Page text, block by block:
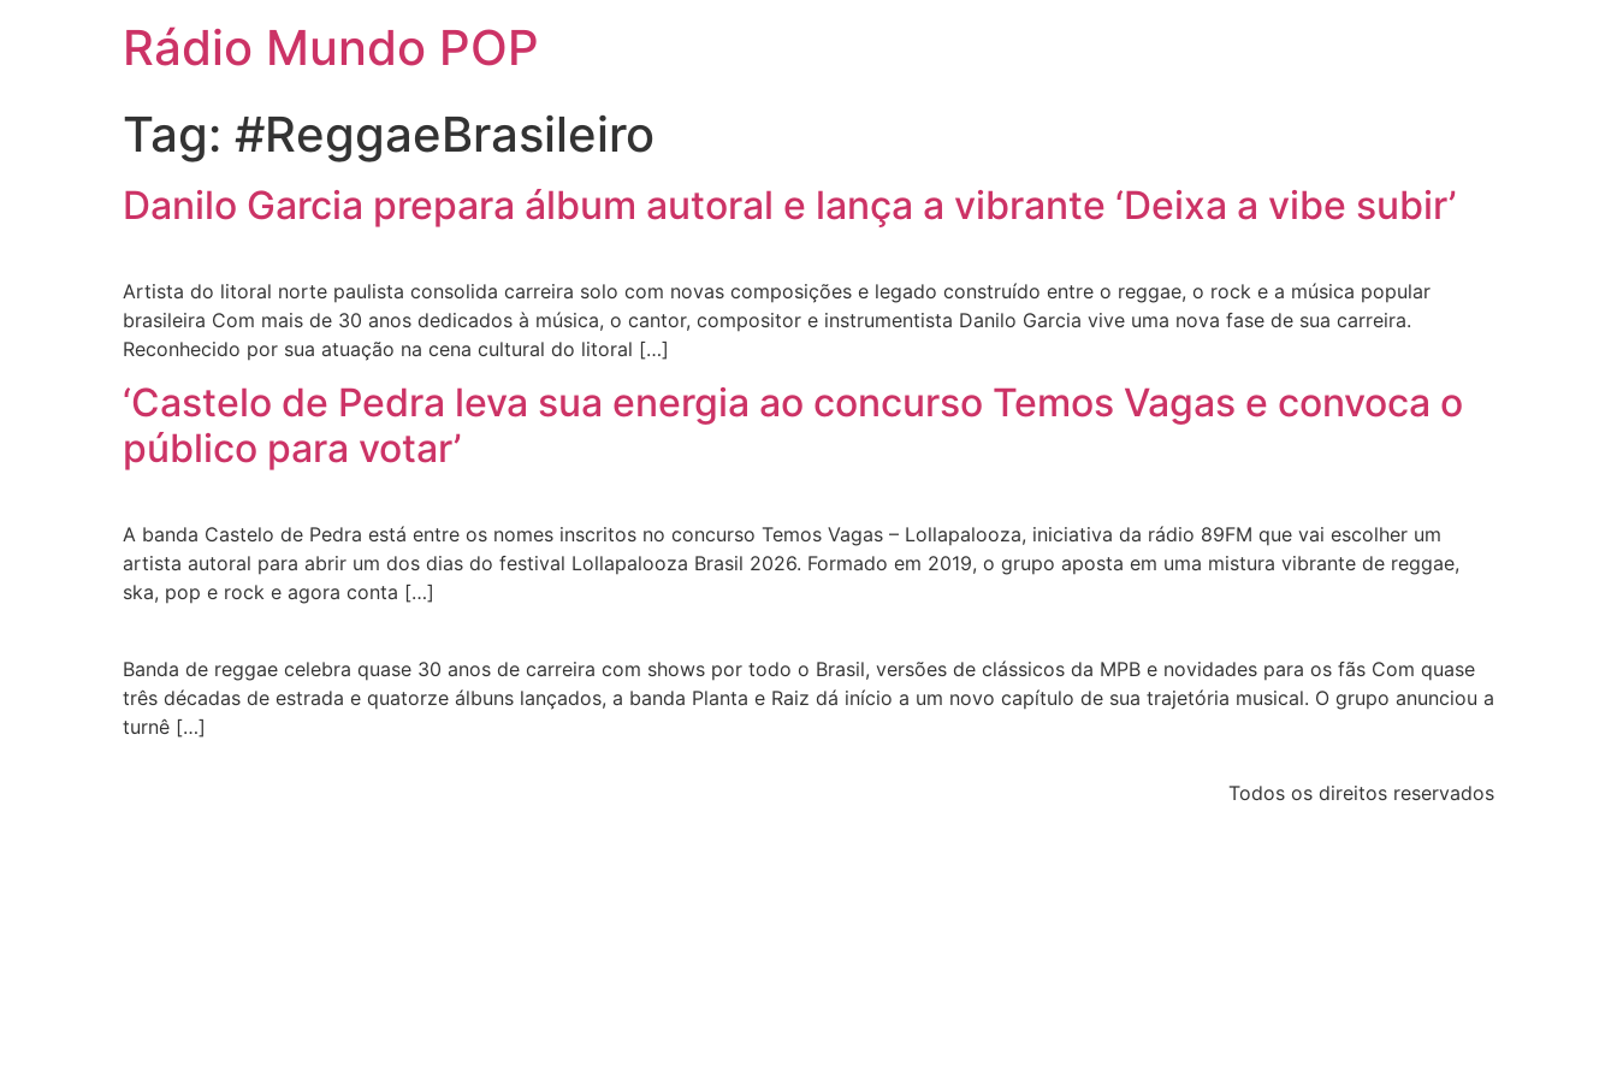
Rádio Mundo POP
Tag: #ReggaeBrasileiro
Danilo Garcia prepara álbum autoral e lança a vibrante ‘Deixa a vibe subir’
Artista do litoral norte paulista consolida carreira solo com novas composições e legado construído entre o reggae, o rock e a música popular
brasileira Com mais de 30 anos dedicados à música, o cantor, compositor e instrumentista Danilo Garcia vive uma nova fase de sua carreira.
Reconhecido por sua atuação na cena cultural do litoral […]
‘Castelo de Pedra leva sua energia ao concurso Temos Vagas e convoca o
público para votar’
A banda Castelo de Pedra está entre os nomes inscritos no concurso Temos Vagas – Lollapalooza, iniciativa da rádio 89FM que vai escolher um
artista autoral para abrir um dos dias do festival Lollapalooza Brasil 2026. Formado em 2019, o grupo aposta em uma mistura vibrante de reggae,
ska, pop e rock e agora conta […]
Banda de reggae celebra quase 30 anos de carreira com shows por todo o Brasil, versões de clássicos da MPB e novidades para os fãs Com quase
três décadas de estrada e quatorze álbuns lançados, a banda Planta e Raiz dá início a um novo capítulo de sua trajetória musical. O grupo anunciou a
turnê […]
Todos os direitos reservados